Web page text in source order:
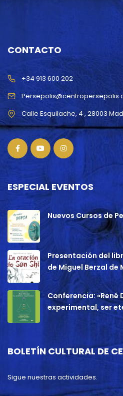
CONTACTO
+34 913 600 202
ESPECIAL EVENTOS
Nuevos Cursos de
Presentación del
de Miguel Berzal de
Conferencia:
experimental, ser
BOLETÍN CULTURAL DE
Sigue nuestras actividades.